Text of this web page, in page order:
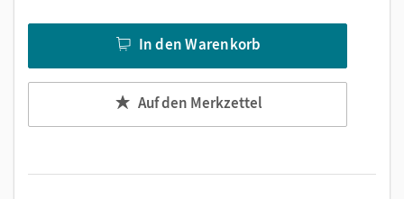
Suchen im Text
Zoomen
In den Warenkorb
Auf den Merkzettel